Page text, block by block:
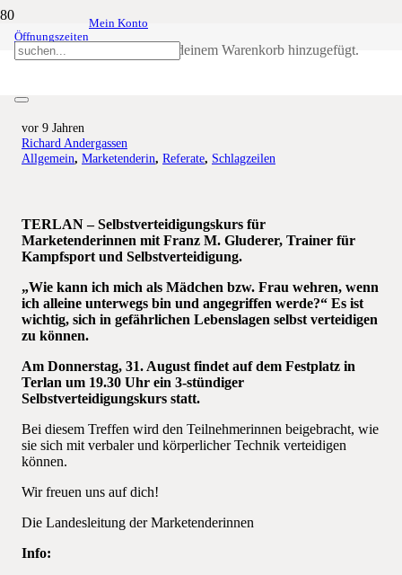
Öffnungszeiten
Mein Konto
wurde deinem Warenkorb hinzugefügt.
Selbstverteidigungskurs für
vor 9 Jahren
Richard Andergassen
Allgemein, Marketenderin, Referate, Schlagzeilen
TERLAN – Selbstverteidigungskurs für
Marketenderinnen mit Franz M. Gluderer, Trainer für
Kampfsport und Selbstverteidigung.
„Wie kann ich mich als Mädchen bzw. Frau wehren, wenn
ich alleine unterwegs bin und angegriffen werde?“ Es ist
wichtig, sich in gefährlichen Lebenslagen selbst verteidigen
zu können.
Am Donnerstag, 31. August findet auf dem Festplatz in
Terlan um 19.30 Uhr ein 3-stündiger
Selbstverteidigungskurs statt.
Bei diesem Treffen wird den Teilnehmerinnen beigebracht, wie
sie sich mit verbaler und körperlicher Technik verteidigen
können.
Wir freuen uns auf dich!
Die Landesleitung der Marketenderinnen
Info: